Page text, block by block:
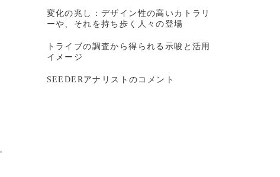
変化の兆し：デザイン性の高いカトラリ
ーや、それを持ち歩く人々の登場
トライブの調査から得られる示唆と活用
イメージ
SEEDERアナリストのコメント